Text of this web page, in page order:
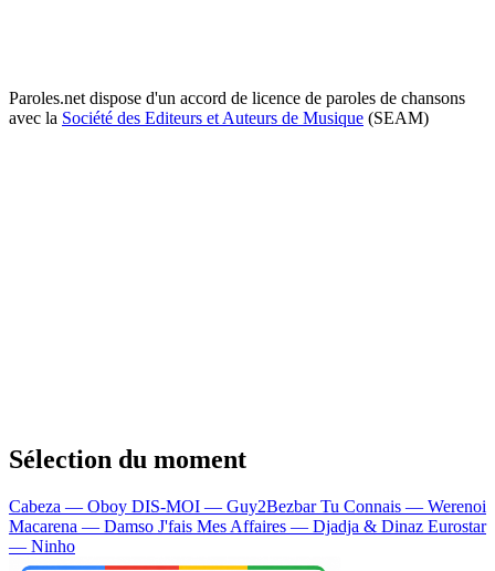
Paroles.net dispose d'un accord de licence de paroles de chansons
avec la Société des Editeurs et Auteurs de Musique (SEAM)
Sélection du moment
Cabeza — Oboy DIS-MOI — Guy2BezbarTu Connais — Werenoi
Macarena — Damso J'fais Mes Affaires — Djadja & Dinaz Eurostar
— Ninho